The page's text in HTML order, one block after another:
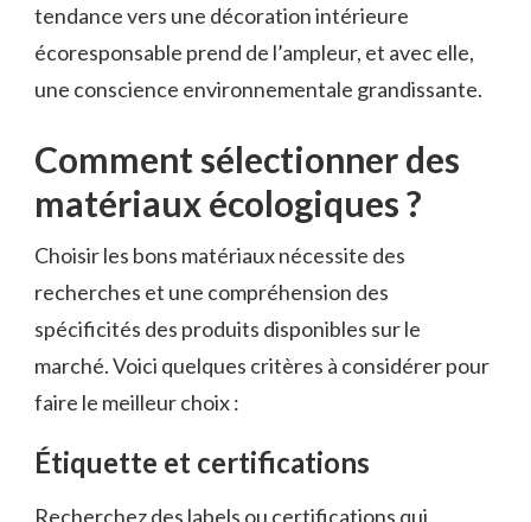
tendance vers une décoration intérieure
écoresponsable prend de l’ampleur, et avec elle,
une conscience environnementale grandissante.
Comment sélectionner des
matériaux écologiques ?
Choisir les bons matériaux nécessite des
recherches et une compréhension des
spécificités des produits disponibles sur le
marché. Voici quelques critères à considérer pour
faire le meilleur choix :
Étiquette et certifications
Recherchez des labels ou certifications qui